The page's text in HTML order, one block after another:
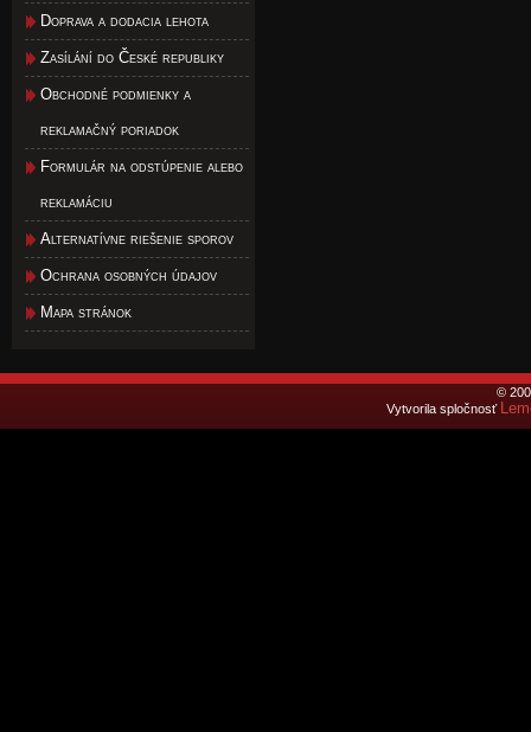
Doprava a dodacia lehota
Zasílání do České republiky
Obchodné podmienky a
reklamačný poriadok
Formulár na odstúpenie alebo
reklamáciu
Alternatívne riešenie sporov
Ochrana osobných údajov
Mapa stránok
©
Vytvorila spločnosť